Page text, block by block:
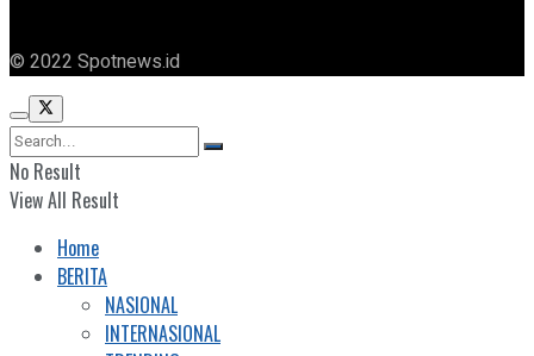
© 2022 Spotnews.id
No Result
View All Result
Home
BERITA
NASIONAL
INTERNASIONAL